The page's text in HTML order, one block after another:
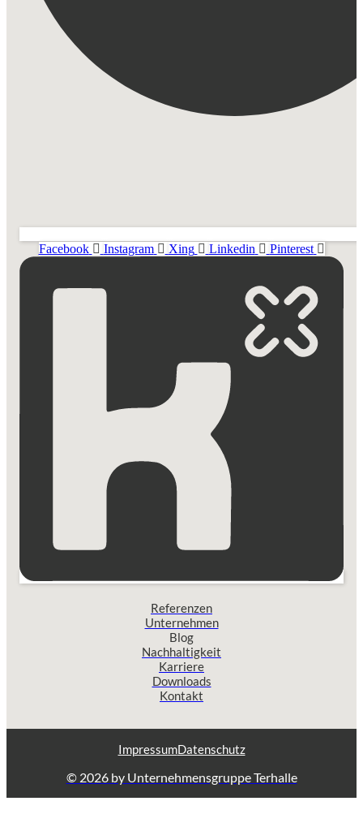
Facebook Instagram Xing Linkedin Pinterest
Referenzen
Unternehmen
Blog
Nachhaltigkeit
Karriere
Downloads
Kontakt
ImpressumDatenschutz
© 2026 by Unternehmensgruppe Terhalle